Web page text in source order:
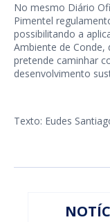
No mesmo Diário
Pimentel
possibilitando a
Ambiente de Conde,
pretende caminhar
desenvolvimento
Texto: Eudes